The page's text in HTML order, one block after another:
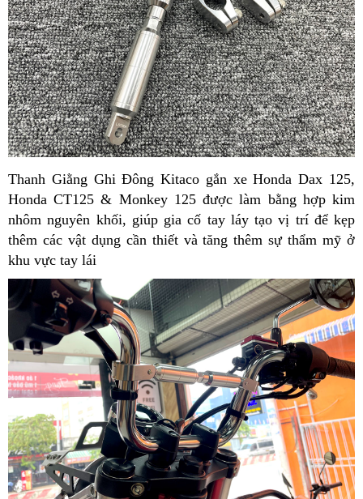
Thanh Giằng Ghi Đông Kitaco gắn xe Honda Dax 125,
Honda CT125 & Monkey 125 được làm bằng hợp kim
nhôm nguyên khối, giúp gia cố tay láy tạo vị trí để kẹp
thêm các vật dụng cần thiết và tăng thêm sự thẩm mỹ ở
khu vực tay lái